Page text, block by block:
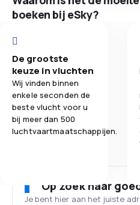
boeken bij eSky?
De grootste
keuze in vluchten
Wij vinden binnen
enkele seconden de
beste vlucht voor u
bij meer dan 500
luchtvaartmaatschappijen.
Op zoek naar
Je bent hier aan het juiste